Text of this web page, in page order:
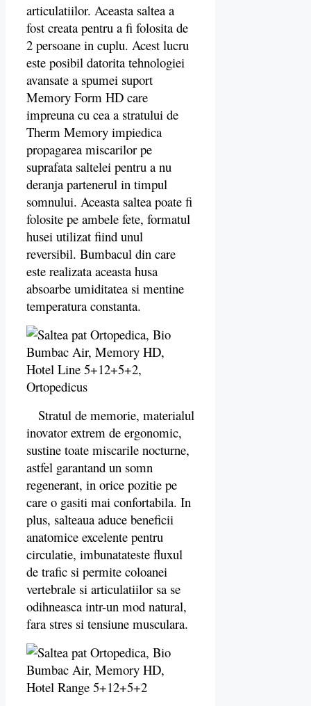
articulatiilor. Aceasta saltea a
fost creata pentru a fi folosita de
2 persoane in cuplu. Acest lucru
este posibil datorita tehnologiei
avansate a spumei suport
Memory Form HD care
impreuna cu cea a stratului de
Therm Memory impiedica
propagarea miscarilor pe
suprafata saltelei pentru a nu
deranja partenerul in timpul
somnului. Aceasta saltea poate fi
folosite pe ambele fete, formatul
husei utilizat fiind unul
reversibil. Bumbacul din care
este realizata aceasta husa
absoarbe umiditatea si mentine
temperatura constanta.
Stratul de memorie, materialul
inovator extrem de ergonomic,
sustine toate miscarile nocturne,
astfel garantand un somn
regenerant, in orice pozitie pe
care o gasiti mai confortabila. In
plus, salteaua aduce beneficii
anatomice excelente pentru
circulatie, imbunatateste fluxul
de trafic si permite coloanei
vertebrale si articulatiilor sa se
odihneasca intr-un mod natural,
fara stres si tensiune musculara.